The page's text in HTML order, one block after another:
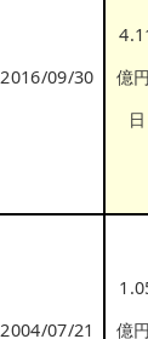
2016/09/30
億
日
2004/07/21
億